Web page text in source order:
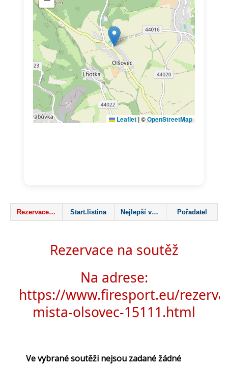
Rezervace mapa Start.listina Nejlepší výsledky Pořadatel
Rezervace na soutěž
Na adrese:
https://www.firesport.eu/
mista-olsovec-15111.html